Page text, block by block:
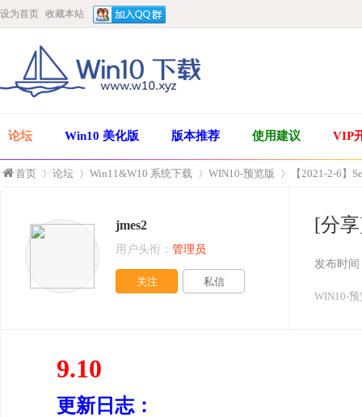
设为首页 收藏本站
论坛 Win10 美化版 版本推荐 使用建议 VIP
首页
»
论坛 Win11&W10 系统下载
›
WIN10-预览版 【2021-2-6】
[分享
发布时间
WIN10-预
jmes2
用户头衔： 管理员
关注 私信
9.10
更新日志：